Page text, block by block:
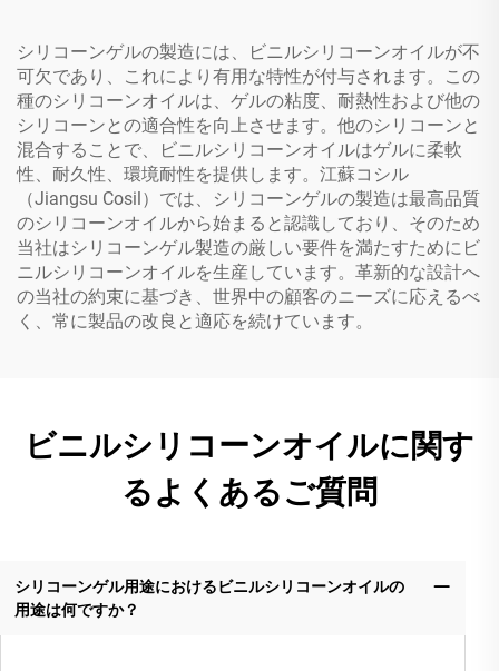
シリコーンゲルの製造には、ビニルシリコーンオイルが不
可欠であり、これにより有用な特性が付与されます。この
種のシリコーンオイルは、ゲルの粘度、耐熱性および他の
シリコーンとの適合性を向上させます。他のシリコーンと
混合することで、ビニルシリコーンオイルはゲルに柔軟
性、耐久性、環境耐性を提供します。江蘇コシル
（Jiangsu Cosil）では、シリコーンゲルの製造は最高品質
のシリコーンオイルから始まると認識しており、そのため
当社はシリコーンゲル製造の厳しい要件を満たすためにビ
ニルシリコーンオイルを生産しています。革新的な設計へ
の当社の約束に基づき、世界中の顧客のニーズに応えるべ
く、常に製品の改良と適応を続けています。
ビニルシリコーンオイルに関す
るよくあるご質問
シリコーンゲル用途におけるビニルシリコーンオイルの
用途は何ですか？